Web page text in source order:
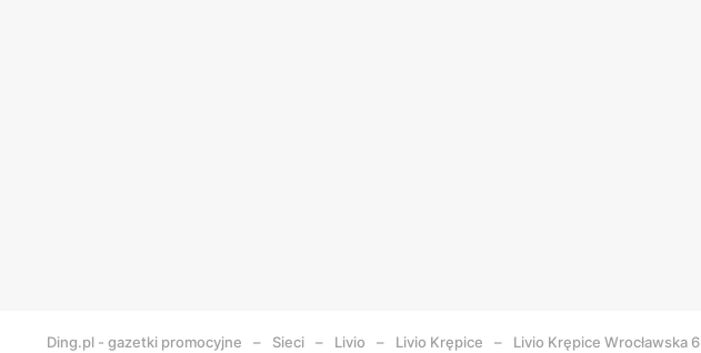
Ding.pl - gazetki promocyjne Sieci Livio Livio Krępice Livio Krępice Wrocławska 6